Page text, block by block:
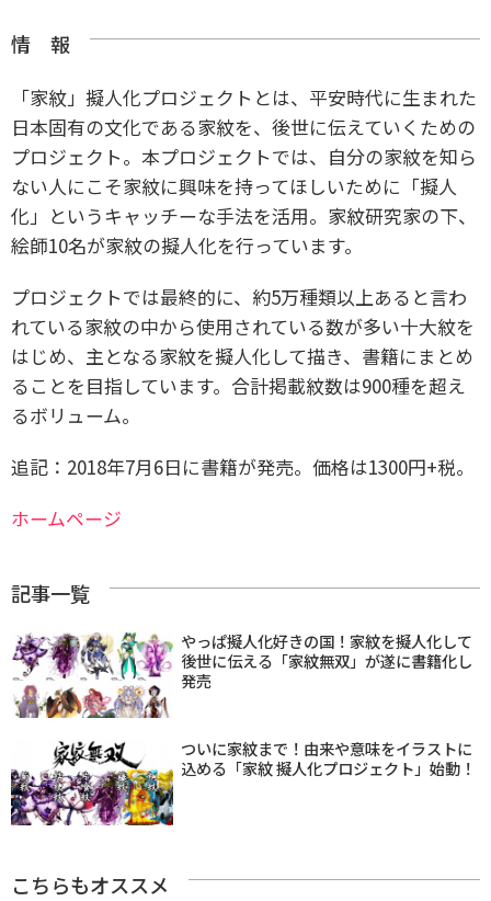
情 報
「家紋」擬人化プロジェクトとは、平安時代に生まれた
日本固有の文化である家紋を、後世に伝えていくための
プロジェクト。本プロジェクトでは、自分の家紋を知ら
ない人にこそ家紋に興味を持ってほしいために「擬人
化」というキャッチーな手法を活用。家紋研究家の下、
絵師10名が家紋の擬人化を行っています。
プロジェクトでは最終的に、約5万種類以上あると言わ
れている家紋の中から使用されている数が多い十大紋を
はじめ、主となる家紋を擬人化して描き、書籍にまとめ
ることを目指しています。合計掲載紋数は900種を超え
るボリューム。
追記： 2018年7月6日に書籍が発売。価格は1300円+税。
ホームページ
記事一覧
やっぱ擬人化好きの国！家紋を擬人化して
後世に伝える「家紋無双」が遂に書籍化し
発売
ついに家紋まで！由来や意味をイラストに
込める「家紋 擬人化プロジェクト」始動！
こちらもオススメ